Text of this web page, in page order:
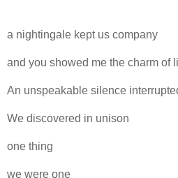
a nightingale kept us company
and you showed me the charm of
An unspeakable silence
We discovered in unison
one thing
we were one